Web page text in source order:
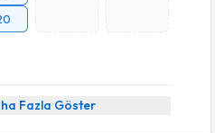
Fazla Göster